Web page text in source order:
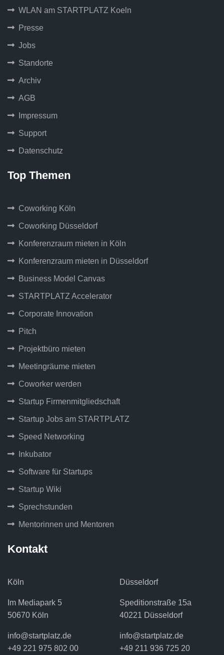
WLAN am STARTPLATZ Koeln
Presse
Jobs
Standorte
Archiv
AGB
Impressum
Support
Datenschutz
Top Themen
Coworking Köln
Coworking Düsseldorf
Konferenzraum mieten in Köln
Konferenzraum mieten in Düsseldorf
Business Model Canvas
STARTPLATZ Accelerator
Corporate Innovation
Pitch
Projektbüro mieten
Meetingräume mieten
Coworker werden
Startup Firmenmitgliedschaft
Startup Jobs am STARTPLATZ
Speed Networking
Inkubator
Software für Startups
Startup Wiki
Sprechstunden
Mentorinnen und Mentoren
Kontakt
Köln
Im Mediapark 5
50670 Köln
info@startplatz.de
+49 221 975 802 00
Düsseldorf
Speditionstraße 15a
40221 Düsseldorf
info@startplatz.de
+49 211 936 725 20